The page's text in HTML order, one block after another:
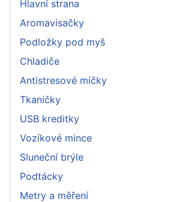
Hlavní strana
Aromavisačky
Podložky pod myš
Chladiče
Antistresové míčky
Tkaničky
USB kreditky
Vozíkové mince
Sluneční brýle
Podtácky
Metry a měření